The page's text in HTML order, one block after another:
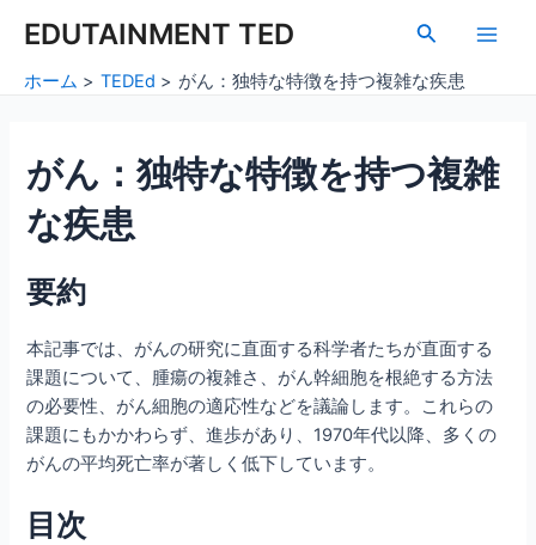
EDUTAINMENT TED
検
Main
ホーム TEDEd がん：独特な特徴を持つ複雑な疾患
がん：独特な特徴を持つ複雑
な疾患
要約
本記事では、がんの研究に直面する科学者たちが直面する
課題について、腫瘍の複雑さ、がん幹細胞を根絶する方法
の必要性、がん細胞の適応性などを議論します。これらの
課題にもかかわらず、進歩があり、1970年代以降、多くの
がんの平均死亡率が著しく低下しています。
目次
navigation